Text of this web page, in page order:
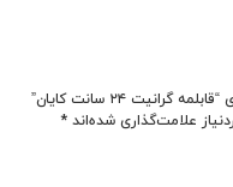
۲۴ سانت کایان”
علامت‌گذاری شده‌اند *